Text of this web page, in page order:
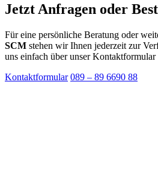
Jetzt Anfragen oder
Für eine persönliche Beratung oder
SCM stehen wir Ihnen jederzeit zur
uns einfach über unser Kontaktformular
Kontaktformular 089 – 89 6690 88